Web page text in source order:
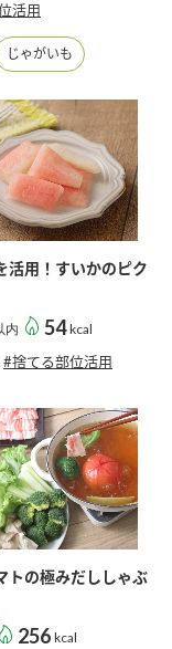
活用
じゃがいも
活用！すいかのピク
内 54 kcal
#捨てる部位活用
トの極みだししゃぶ
256 kcal